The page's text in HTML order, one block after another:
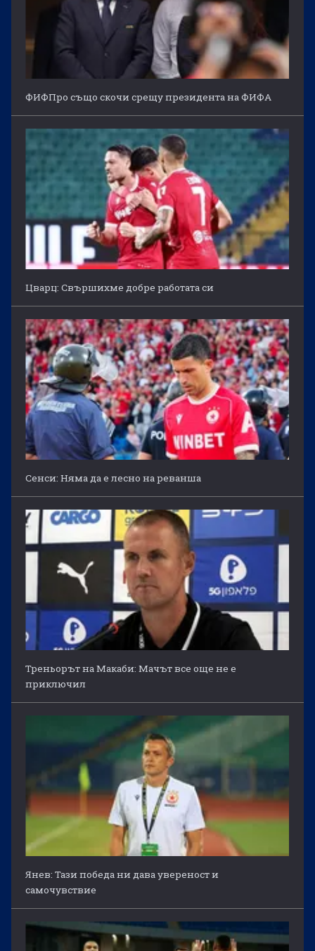
ФИФПро също скочи срещу президента на ФИФА
Цварц: Свършихме добре работата си
Сенси: Няма да е лесно на реванша
Треньорът на Макаби: Мачът все още не е
приключил
Янев: Тази победа ни дава увереност и
самочувствие